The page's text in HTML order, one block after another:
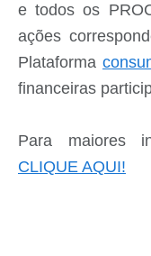
e todos os
ações
Plataforma
financeiras
Para maiores
CLIQUE AQUI!